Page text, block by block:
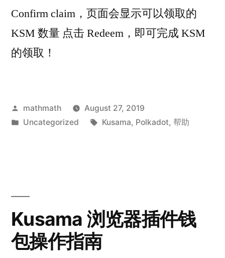
Confirm claim，页面会显示可以领取的
KSM 数量 点击 Redeem，即可完成 KSM
的领取！
Posted
by
mathmath
August 27, 2019
Posted
Uncategorized Tags:
Kusama, Polkadot, 帮助
Kusama 浏览器插件钱
包操作指南